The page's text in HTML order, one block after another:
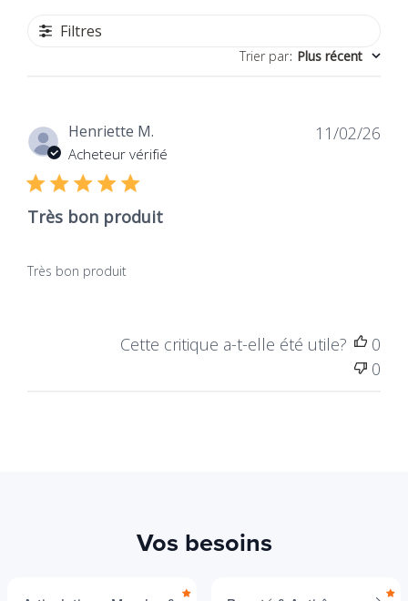
Filtres
Trier par: Plus récent
Henriette M.
Acheteur vérifié
Très bon produit
Très bon produit
11/02/26
Cette critique a-t-elle été utile?
0
0
Vos besoins